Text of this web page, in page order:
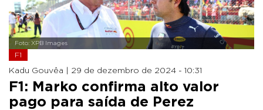
Foto: XPB Images
F1
Kadu Gouvêa | 29 de dezembro de 2024 - 10:31
F1: Marko confirma alto valor
pago para saída de Perez